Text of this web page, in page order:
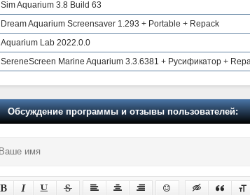
Sim Aquarium 3.8 Build 63
Dream Aquarium Screensaver 1.293 + Portable + Repack
Aquarium Lab 2022.0.0
SereneScreen Marine Aquarium 3.3.6381 + Русификатор +
Обсуждение программы и отзывы пользователей: